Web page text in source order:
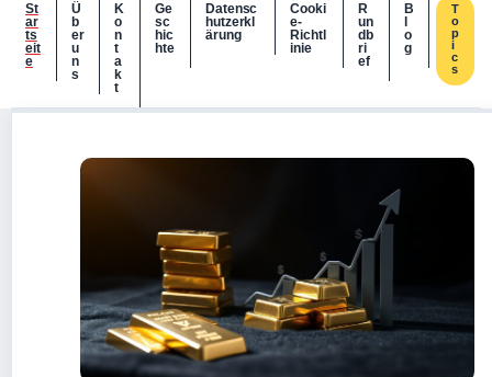
St
ar
ts
eit
e
Ü
b
er
u
n
s
K
o
n
t
a
k
t
Ge
sc
hic
hte
Datensc
hutzerkl
ärung
Cooki
e-
Richtl
inie
R
un
db
ri
ef
B
o
g
T
o
p
i
c
s